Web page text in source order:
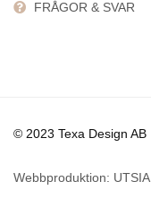
FRÅGOR & SVAR
© 2023 Texa Design AB
Webbproduktion: UTSIA